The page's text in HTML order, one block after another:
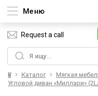
Меню
Request a call
Үй Каталог Мягкая
Угловой диван «Миллари»